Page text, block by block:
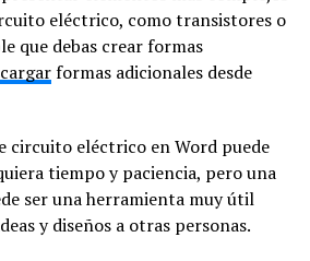
eléctrico, como transistores o
que debas crear formas
formas adicionales desde
circuito eléctrico en Word puede
tiempo y paciencia, pero una
ser una herramienta muy útil
y diseños a otras personas.